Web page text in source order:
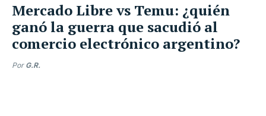
Mercado Libre vs Temu: ¿quién
ganó la guerra que sacudió al
comercio electrónico argentino?
Por G.R.